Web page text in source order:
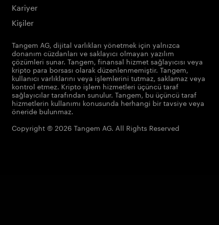
Kariyer
Kişiler
Tangem AG, dijital varlıkları yönetmek için yalnızca
donanım cüzdanları ve saklayıcı olmayan yazılım
çözümleri sunar. Tangem, finansal hizmet sağlayıcısı veya
kripto para borsası olarak düzenlenmemiştir. Tangem,
kullanıcı varlıklarını veya işlemlerini tutmaz, saklamaz veya
kontrol etmez. Kripto işlem hizmetleri üçüncü taraf
sağlayıcılar tarafından sunulur. Tangem, bu üçüncü taraf
hizmetlerin kullanımı konusunda herhangi bir tavsiye veya
öneride bulunmaz.